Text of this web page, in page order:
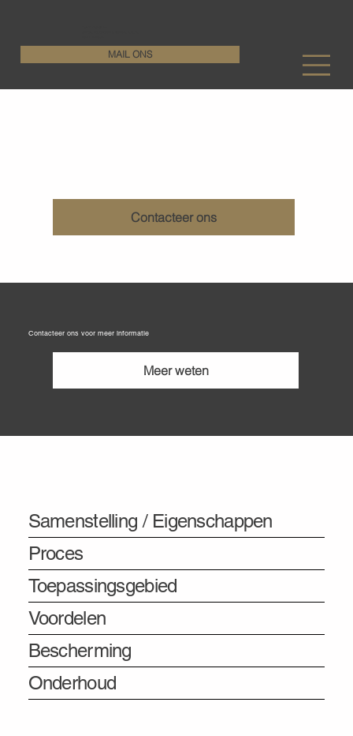
MAIL ONS
Contacteer ons
Contacteer ons voor meer informatie
Meer weten
Samenstelling / Eigenschappen
Proces
Toepassingsgebied
Voordelen
Bescherming
Onderhoud